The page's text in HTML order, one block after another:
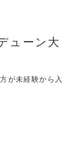
ューン大
が未経験から入